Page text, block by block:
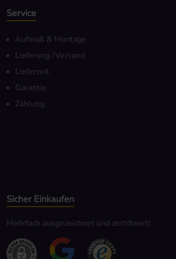
Service
Aufmaß & Montage
Lieferung /Versand
Lieferzeit
Garantie
Zahlung
Sicher Einkaufen
Mehrfach ausgezeichnet und zertifiziert!